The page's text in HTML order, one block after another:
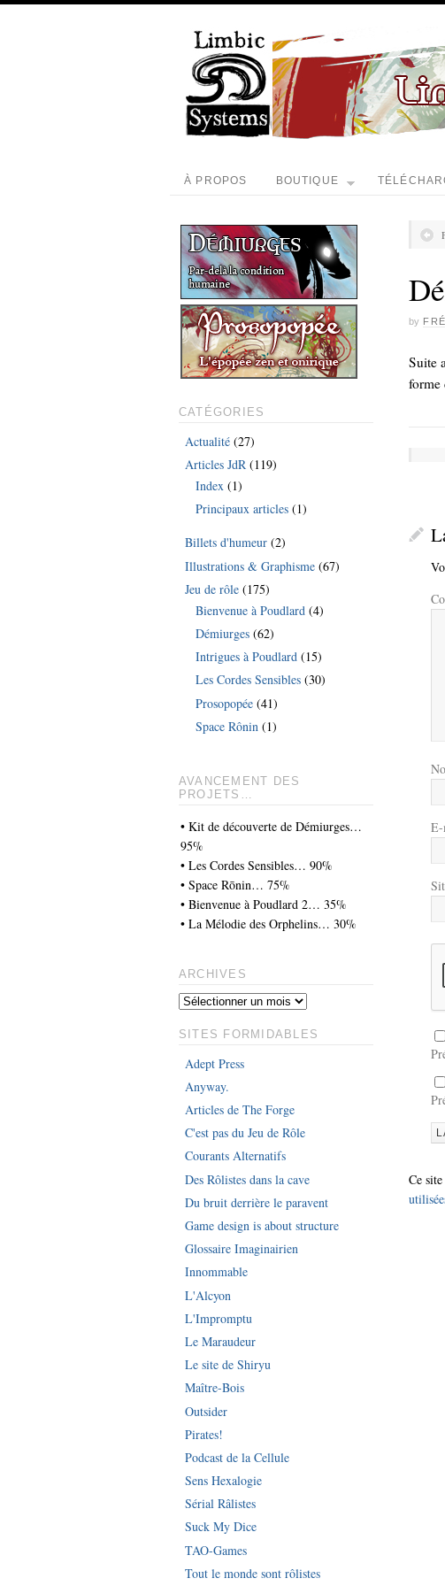
À PROPOS BOUTIQUE
by
Suite
forme
Ce
CATÉGORIES
Actualité (27)
Articles JdR (119)
Index (1)
Principaux articles (1)
Billets d'humeur (2)
Illustrations & Graphisme (67)
Jeu de rôle (175)
Bienvenue à Poudlard (4)
Démiurges (62)
Intrigues à Poudlard (15)
Les Cordes Sensibles (30)
Prosopopée (41)
Space Rônin (1)
AVANCEMENT DES
PROJETS…
• Kit de découverte de Démiurges…
95%
• Les Cordes Sensibles… 90%
• Space Rōnin… 75%
• Bienvenue à Poudlard 2… 35%
• La Mélodie des Orphelins… 30%
ARCHIVES
SITES FORMIDABLES
Adept Press
Anyway.
Articles de The Forge
C'est pas du Jeu de Rôle
Courants Alternatifs
Des Rôlistes dans la cave
Du bruit derrière le paravent
Game design is about structure
Glossaire Imaginairien
Innommable
L'Alcyon
L'Impromptu
Le Maraudeur
Le site de Shiryu
Maître-Bois
Outsider
Pirates!
Podcast de la Cellule
Sens Hexalogie
Sérial Râlistes
Suck My Dice
TAO-Games
Tout le monde sont rôlistes